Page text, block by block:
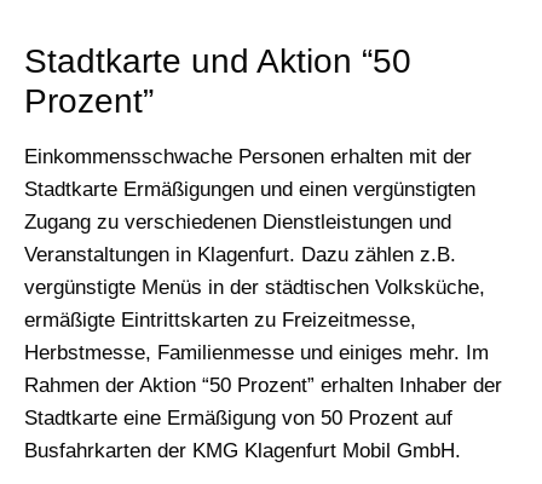
Stadtkarte und Aktion “50
Prozent”
Einkommensschwache Personen erhalten mit der
Stadtkarte Ermäßigungen und einen vergünstigten
Zugang zu verschiedenen Dienstleistungen und
Veranstaltungen in Klagenfurt. Dazu zählen z.B.
vergünstigte Menüs in der städtischen Volksküche,
ermäßigte Eintrittskarten zu Freizeitmesse,
Herbstmesse, Familienmesse und einiges mehr. Im
Rahmen der Aktion “50 Prozent” erhalten Inhaber der
Stadtkarte eine Ermäßigung von 50 Prozent auf
Busfahrkarten der KMG Klagenfurt Mobil GmbH.